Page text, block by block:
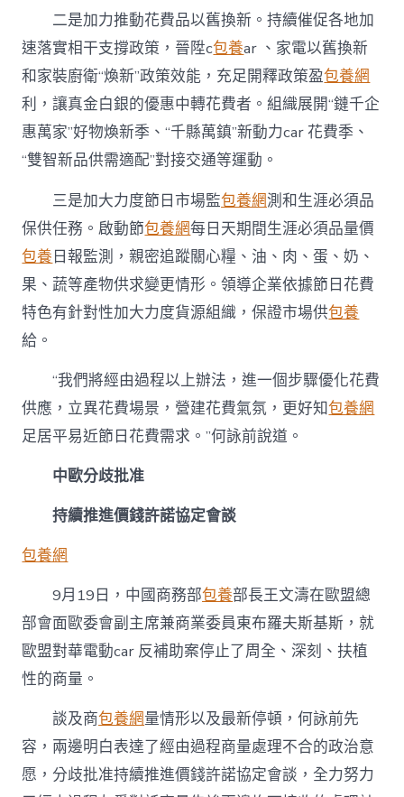
二是加力推動花費品以舊換新。持續催促各地加
速落實相干支撐政策，晉陞c包養ar 、家電以舊換新
和家裝廚衛“煥新”政策效能，充足開釋政策盈包養網
利，讓真金白銀的優惠中轉花費者。組織展開“鏈千企
惠萬家”好物煥新季、“千縣萬鎮”新動力car 花費季、
“雙智新品供需適配”對接交通等運動。
三是加大力度節日市場監包養網測和生涯必須品
保供任務。啟動節包養網每日天期間生涯必須品量價
包養日報監測，親密追蹤關心糧、油、肉、蛋、奶、
果、蔬等產物供求變更情形。領導企業依據節日花費
特色有針對性加大力度貨源組織，保證市場供包養
給。
“我們將經由過程以上辦法，進一個步驟優化花費
供應，立異花費場景，營建花費氣氛，更好知包養網
足居平易近節日花費需求。”何詠前說道。
中歐分歧批准
持續推進價錢許諾協定會談
包養網
9月19日，中國商務部包養部長王文濤在歐盟總
部會面歐委會副主席兼商業委員東布羅夫斯基斯，就
歐盟對華電動car 反補助案停止了周全、深刻、扶植
性的商量。
談及商包養網量情形以及最新停頓，何詠前先
容，兩邊明白表達了經由過程商量處理不合的政治意
愿，分歧批准持續推進價錢許諾協定會談，全力努力